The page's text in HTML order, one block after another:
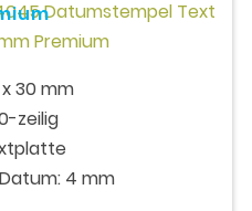
30 mm
zeilig
4 mm